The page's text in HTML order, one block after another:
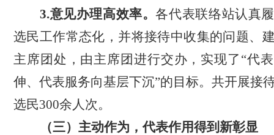
3.意见办理高效率。各代表联络站认真
选民工作常态化，并将接待中收集的问题、
主席团处，由主席团进行交办 ， 实现了 “代
伸、代表服务向基层下沉”的目标。 共开展接
选民300余人次。
（三） 主动作为，代表作用得到新彰显